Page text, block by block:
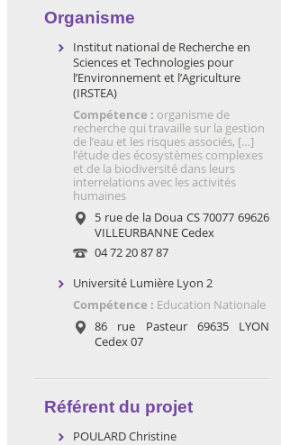
Organisme
Institut national de Recherche en
Sciences et Technologies pour
l’Environnement et l’Agriculture
(IRSTEA)
Compétence : organisme de
recherche qui travaille sur la gestion
de l’eau et les risques associés, […]
l’étude des écosystèmes complexes
et de la biodiversité dans leurs
interrelations avec les activités
humaines
5 rue de la Doua CS 70077 69626
VILLEURBANNE Cedex
04 72 20 87 87
Université Lumière Lyon 2
Compétence : Education Nationale
86 rue Pasteur 69635 LYON
Cedex 07
Référent du projet
POULARD Christine